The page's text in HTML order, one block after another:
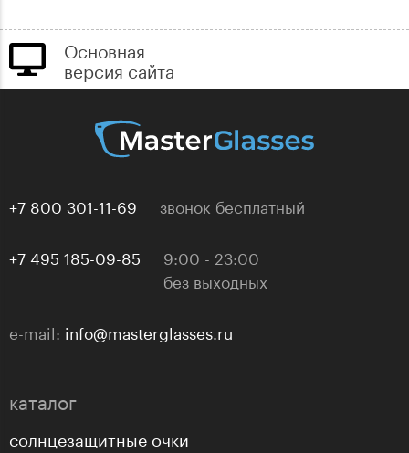
Основная
версия сайта
+7 800 301-11-69 звонок бесплатный
+7 495 185-09-85
9:00 - 23:00
без выходных
e-mail: info@masterglasses.ru
каталог
солнцезащитные очки